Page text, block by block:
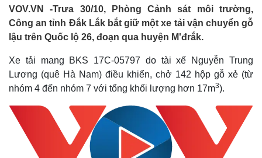
Đảng
Tổ chức nhân sự
Quốc hội
Nhận diện sự thật
Tin 24h
Dự báo thời tiết
Giáo dục
Dấu ấn VOV
Việc làm
Biển đảo
VOV.VN -Trưa 30/10, Phòng Cảnh sát môi trường,
Công an tỉnh Đắk Lắk bắt giữ một xe tải vận chuyển gỗ
lậu trên Quốc lộ 26, đoạn qua huyện M'đrắk.
Xe tải mang BKS 17C-05797 do tài xế Nguyễn Trung
Lương (quê Hà Nam) điều khiển, chở 142 hộp gỗ xẻ (từ
nhóm 4 đến nhóm 7 với tổng khối lượng hơn 17m3).